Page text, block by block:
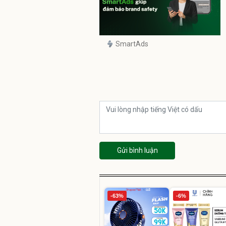
SmartAds
Gửi bình luận
-63% -6%